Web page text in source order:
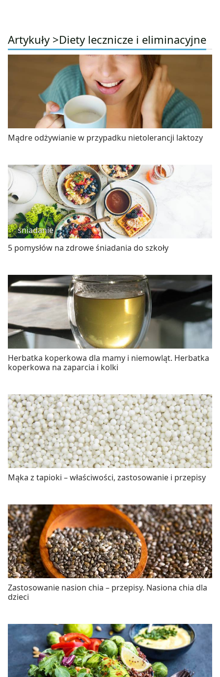
Artykuły >Diety lecznicze i eliminacyjne
Mądre odżywianie w przypadku nietolerancji laktozy
śniadanie
5 pomysłów na zdrowe śniadania do szkoły
Herbatka koperkowa dla mamy i niemowląt. Herbatka
koperkowa na zaparcia i kolki
Mąka z tapioki – właściwości, zastosowanie i przepisy
Zastosowanie nasion chia – przepisy. Nasiona chia dla
dzieci